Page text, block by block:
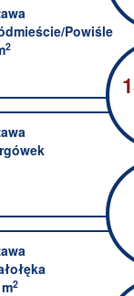
Powiśle
2
2